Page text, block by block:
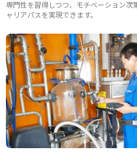
専門性を習得しつつ、モチベーション次
ャリアパスを実現できます。